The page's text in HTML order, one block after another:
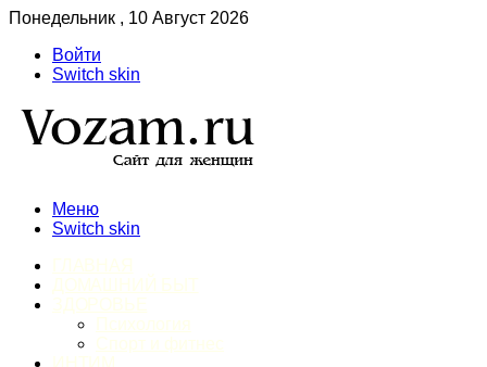
Понедельник , 10 Август 2026
Войти
Switch skin
Меню
Switch skin